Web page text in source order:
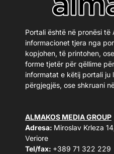
Portali është në pronësi të
informacionet tjera nga
kopjohen, të printohen,
forme tjetër për qëllime
informatat e këtij portali ju
përgjegjës, ose shkruani
ALMAKOS MEDIA GROUP
Adresa: Miroslav Krleza
Veriore
Tel/fax: +389 71 322 229